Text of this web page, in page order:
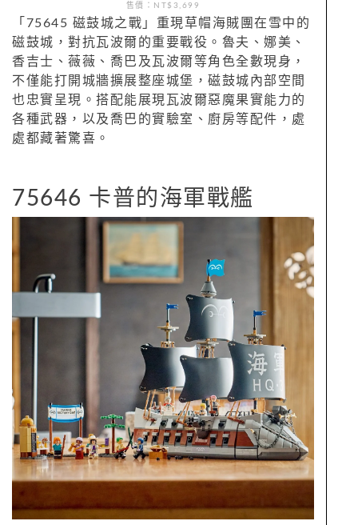
售價：NT$3,699
「75645 磁鼓城之戰」重現草帽海賊團在雪中的
磁鼓城，對抗瓦波爾的重要戰役。魯夫、娜美、
香吉士、薇薇、喬巴及瓦波爾等角色全數現身，
不僅能打開城牆擴展整座城堡，磁鼓城內部空間
也忠實呈現。搭配能展現瓦波爾惡魔果實能力的
各種武器，以及喬巴的實驗室、廚房等配件，處
處都藏著驚喜。
75646 卡普的海軍戰艦